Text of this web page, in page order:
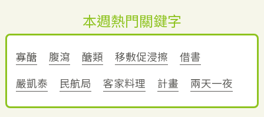
本週熱門關鍵字
寡醣 腹瀉 醣類 移敷促浸擦
借書
嚴凱泰
民航局 客家料理 計畫 兩天一夜